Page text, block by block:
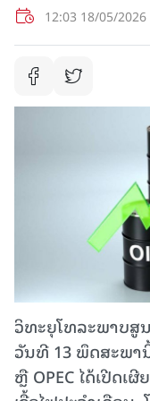
12:03 18/05/2026
ວິທະຍຸໂທລະພາບສູ
ວັນ​ທີ 13 ພຶດ​ສະ​ພາ​
ຫຼື OPEC ​ໄດ້​ເປີດ​